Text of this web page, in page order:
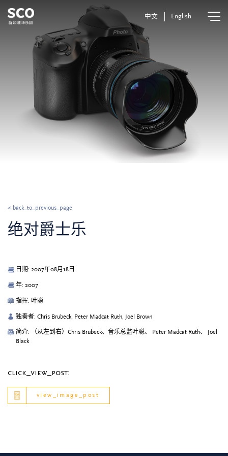
中文 English
< back_to_previous_page
绝对爵士乐
日期: 2007年08月18日
年: 2007
指挥: 叶聪
独奏者: Chris Brubeck, Peter Madcat Ruth, Joel Brown
简介: （从左到右）Chris Brubeck、音乐总监叶聪、 Peter Madcat Ruth、 Joel
Black
click_view_post:
view_image_post